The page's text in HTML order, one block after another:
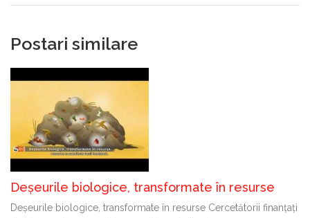
Postari similare
Deșeurile biologice, transformate în resurse
Deșeurile biologice, transformate în resurse Cercetătorii finanțați